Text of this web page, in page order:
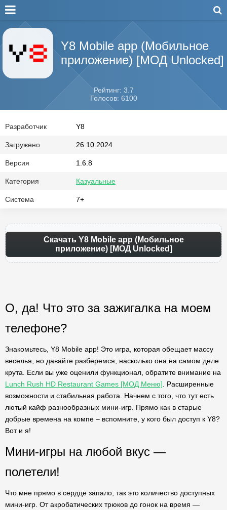
Y8 Mobile app (Мобильное
приложение) [МОД Unlocked]
Рейтинг: 3.7
Голосов: 6100
Разработчик Y8
Загружено 26.10.2024
Версия 1.6.8
Категория Казуальные
Система 7+
Скачать Y8 Mobile app (Мобильное
приложение) [МОД Unlocked]
О, да! Что это за зажигалка на моем
телефоне?
Знакомьтесь, Y8 Mobile app! Это игра, которая обещает массу
веселья, но давайте разберемся, насколько она на самом деле
крута. Если вы уже оценили функционал, обратите внимание на
Lunch Rush HD Restaurant Games [МОД Меню] . Расширенные
возможности и стабильная работа. Начнем с того, что тут есть
лютый кайф разнообразных мини-игр. Прямо как в старые
добрые времена на компе – вспомните, у кого был доступ к Y8?
Вот и я!
Мини-игры на любой вкус —
полетели!
Что мне прямо в сердце запало, так это количество доступных
мини-игр. От акробатических трюков до гонок на время —